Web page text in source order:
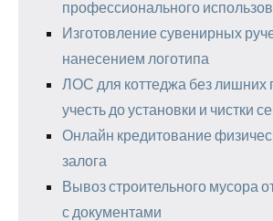
профессионального
Изготовление сувенирных
нанесением логотипа
ЛОС для коттеджа без лишних
учесть до установки и чистки
Онлайн кредитование
залога
Вывоз строительного мусора
с документами